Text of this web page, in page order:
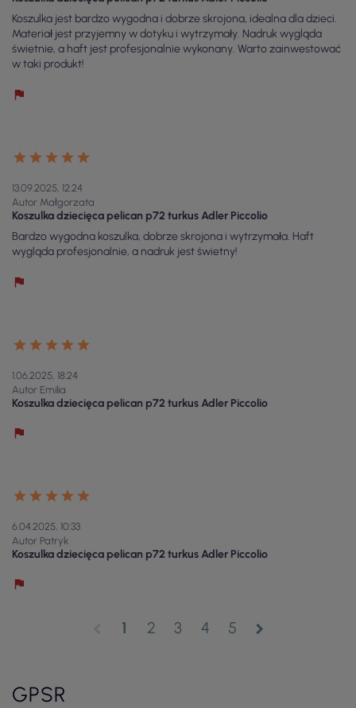
Koszulka jest bardzo wygodna i dobrze skrojona, idealna dla dzieci.
Materiał jest przyjemny w dotyku i wytrzymały. Nadruk wygląda
świetnie, a haft jest profesjonalnie wykonany. Warto zainwestować
w taki produkt!
13.09.2025, 12:24
Autor Małgorzata
Koszulka dziecięca pelican p72 turkus Adler Piccolio
Bardzo wygodna koszulka, dobrze skrojona i wytrzymała. Haft
wygląda profesjonalnie, a nadruk jest świetny!
1.06.2025, 18:24
Autor Emilia
Koszulka dziecięca pelican p72 turkus Adler Piccolio
6.04.2025, 10:33
Autor Patryk
Koszulka dziecięca pelican p72 turkus Adler Piccolio
1 2 3 4 5 chevron_right
GPSR